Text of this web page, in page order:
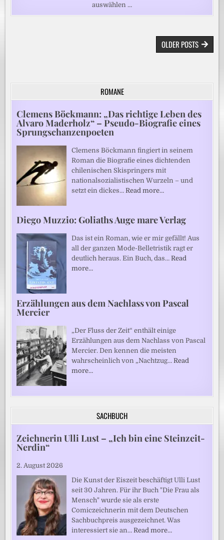
auswählen …
BEITRAGSNAVIGATIONOLDER POSTS
ROMANE
Clemens Böckmann: „Das richtige Leben des
Alvaro Maderholz“ – Pseudo-Biografie eines
Sprungschanzenpoeten
Clemens Böckmann fingiert in seinem
Roman die Biografie eines dichtenden
chilenischen Skispringers mit
nationalsozialistischen Wurzeln – und
setzt ein dickes…Read more…
Diego Muzzio: Goliaths Auge mare Verlag
Das ist ein Roman, wie er mir gefällt! Aus
all der ganzen Mode-Belletristik ragt er
deutlich heraus. Ein Buch, das…Read
more…
Erzählungen aus dem Nachlass von Pascal
Mercier
„Der Fluss der Zeit“ enthält einige
Erzählungen aus dem Nachlass von Pascal
Mercier. Den kennen die meisten
wahrscheinlich von „Nachtzug…Read
more…
SACHBUCH
Zeichnerin Ulli Lust – „Ich bin eine Steinzeit-
Nerdin“
2. August 2026
Die Kunst der Eiszeit beschäftigt Ulli Lust
seit 30 Jahren. Für ihr Buch "Die Frau als
Mensch" wurde sie als erste
Comiczeichnerin mit dem Deutschen
Sachbuchpreis ausgezeichnet. Was
interessiert sie an…Read more…